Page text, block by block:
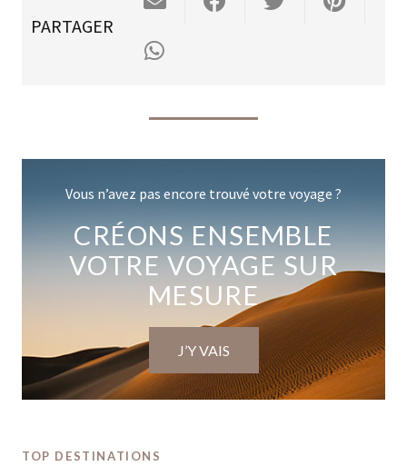
PARTAGER
Vous n’avez pas encore trouvé votre voyage ?
CRÉONS ENSEMBLE
VOTRE VOYAGE SUR
MESURE
J’Y VAIS
TOP DESTINATIONS